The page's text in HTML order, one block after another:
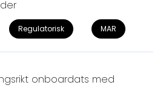
Regulatorisk MAR
onboardats med